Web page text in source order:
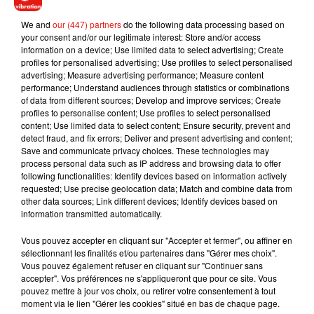
souhaitez l'afficher, merci de nous donner votre accord
en cliquant sur le bouton ci-dessous.
Afficher l'élément
Musique
7 août 2026
Julien Lieb s’essaye à la vie de chatelain
dans son nouveau clip
7 août 2026
Madonna sort enfin le remix de « Love
Sensation » avec Kylie Minogue
We and our (447) partnersdo the following data processing based on
your consent and/or our legitimate interest: Store and/or access
information on a device; Use limited data to select advertising; Create
profiles for personalised advertising; Use profiles to select personalised
advertising; Measure advertising performance; Measure content
performance; Understand audiences through statistics or combinations
of data from different sources; Develop and improve services; Create
profiles to personalise content; Use profiles to select personalised
content; Use limited data to select content; Ensure security, prevent and
detect fraud, and fix errors; Deliver and present advertising and content;
Save and communicate privacy choices. These technologies may
process personal data such as IP address and browsing data to offer
following functionalities: Identify devices based on information actively
requested; Use precise geolocation data; Match and combine data from
other data sources; Link different devices; Identify devices based on
information transmitted automatically.
Vous pouvez accepter en cliquant sur "Accepter et fermer", ou affiner en
sélectionnant les finalités et/ou partenaires dans "Gérer mes choix".
Vous pouvez également refuser en cliquant sur "Continuer sans
accepter". Vos préférences ne s'appliqueront que pour ce site. Vous
pouvez mettre à jour vos choix, ou retirer votre consentement à tout
moment via le lien "Gérer les cookies" situé en bas de chaque page.